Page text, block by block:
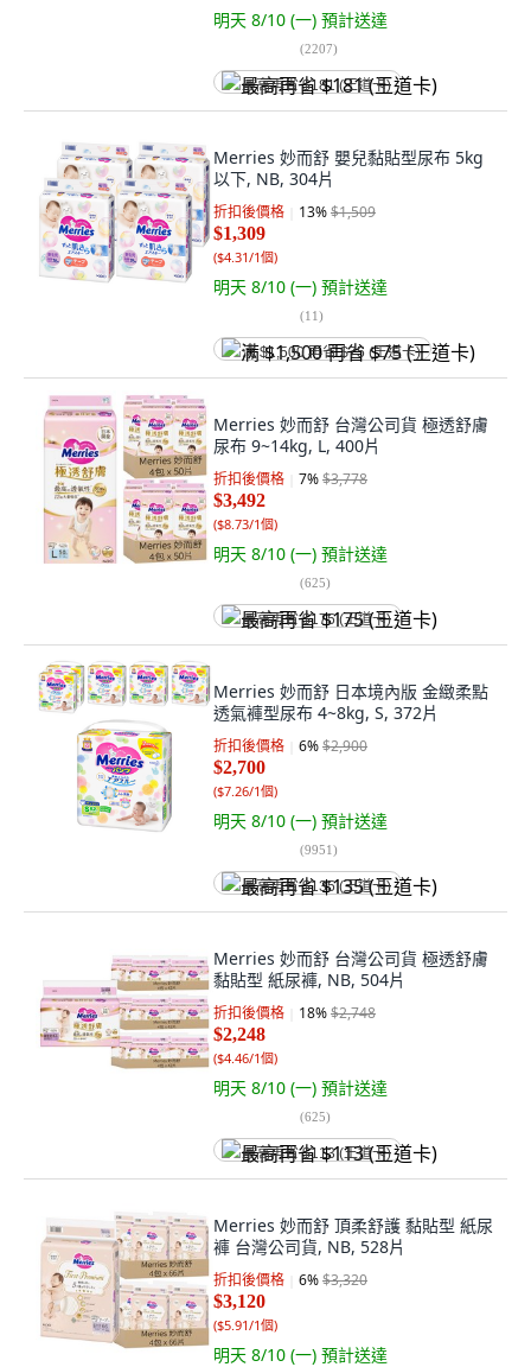
明天 8/10 (一) 預計送達
(2207)
最高再省 $181 (王道卡)
Merries 妙而舒 嬰兒黏貼型尿布 5kg
以下, NB, 304片
折扣後價格 13%$1,509
$1,309
($4.31/1個)
明天 8/10 (一) 預計送達
(11)
满 $1,500 再省 $75 (王道卡)
Merries 妙而舒 台灣公司貨 極透舒膚
尿布 9~14kg, L, 400片
折扣後價格 7%$3,778
$3,492
($8.73/1個)
明天 8/10 (一) 預計送達
(625)
最高再省 $175 (王道卡)
Merries 妙而舒 日本境內版 金緻柔點
透氣褲型尿布 4~8kg, S, 372片
折扣後價格 6%$2,900
$2,700
($7.26/1個)
明天 8/10 (一) 預計送達
(9951)
最高再省 $135 (王道卡)
Merries 妙而舒 台灣公司貨 極透舒膚
黏貼型 紙尿褲, NB, 504片
折扣後價格 18%$2,748
$2,248
($4.46/1個)
明天 8/10 (一) 預計送達
(625)
最高再省 $113 (王道卡)
Merries 妙而舒 頂柔舒護 黏貼型 紙尿
褲 台灣公司貨, NB, 528片
折扣後價格 6%$3,320
$3,120
($5.91/1個)
明天 8/10 (一) 預計送達